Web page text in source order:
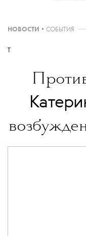
НОВОСТИ • СОБЫТИЯ
T